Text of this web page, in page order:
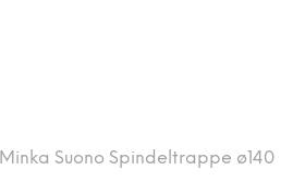
Minka Suono Spindeltrappe ø140